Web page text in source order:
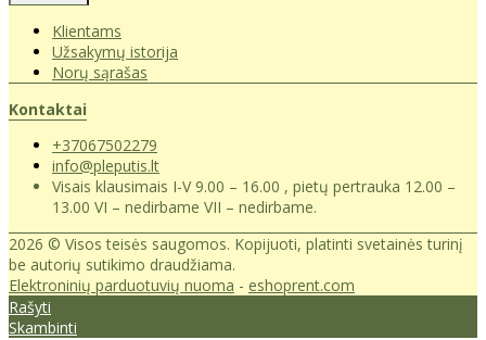
Klientams
Užsakymų istorija
Norų sąrašas
Kontaktai
+37067502279
info@pleputis.lt
Visais klausimais I-V 9.00 – 16.00 , pietų pertrauka 12.00 –
13.00 VI – nedirbame VII – nedirbame.
2026 © Visos teisės saugomos. Kopijuoti, platinti svetainės turinį
be autorių sutikimo draudžiama.
Elektroninių parduotuvių nuoma - eshoprent.com
Rašyti
Skambinti